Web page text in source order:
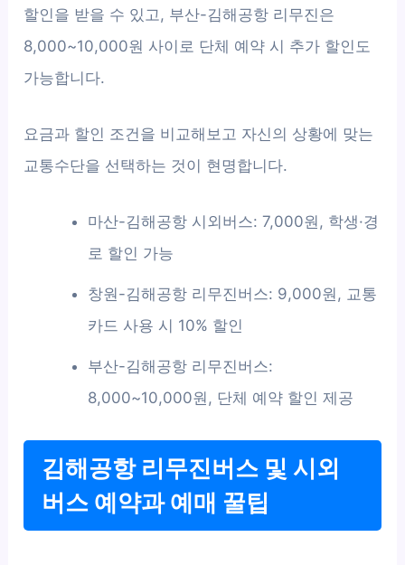
할인을 받을 수 있고, 부산-김해공항 리무진은
8,000~10,000원 사이로 단체 예약 시 추가 할인도
가능합니다.
요금과 할인 조건을 비교해보고 자신의 상황에 맞는
교통수단을 선택하는 것이 현명합니다.
마산-김해공항 시외버스: 7,000원, 학생·경
로 할인 가능
창원-김해공항 리무진버스: 9,000원, 교통
카드 사용 시 10% 할인
부산-김해공항 리무진버스:
8,000~10,000원, 단체 예약 할인 제공
김해공항 리무진버스 및 시외
버스 예약과 예매 꿀팁